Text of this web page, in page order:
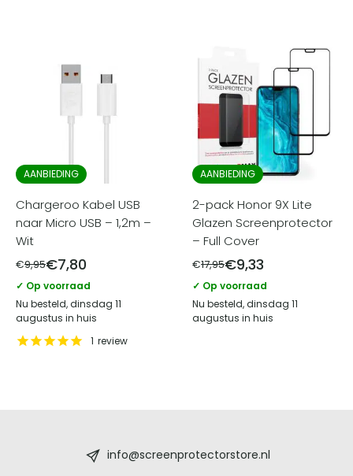
AANBIEDING
Chargeroo Kabel USB
naar Micro USB – 1,2m –
Wit
€9,95€7,80
✓ Op voorraad
Nu besteld, dinsdag 11
augustus in huis
1 review
AANBIEDING
2-pack Honor 9X Lite
Glazen Screenprotector
– Full Cover
€17,95€9,33
✓ Op voorraad
Nu besteld, dinsdag 11
augustus in huis
info@screenprotectorstore.nl